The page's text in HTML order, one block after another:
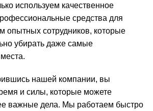
используем качественное
средства для
опытных сотрудников, которые
убирать даже самые
нашей компании, вы
и силы, которые можете
важные дела. Мы работаем быстро